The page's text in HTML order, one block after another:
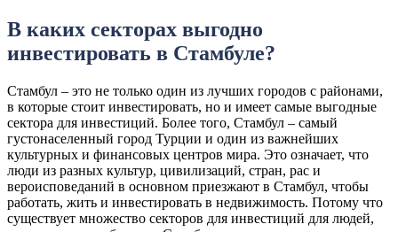
В каких секторах выгодно
инвестировать в Стамбуле?
Стамбул – это не только один из лучших городов с районами,
в которые стоит инвестировать, но и имеет самые выгодные
сектора для инвестиций. Более того, Стамбул – самый
густонаселенный город Турции и один из важнейших
культурных и финансовых центров мира. Это означает, что
люди из разных культур, цивилизаций, стран, рас и
вероисповеданий в основном приезжают в Стамбул, чтобы
работать, жить и инвестировать в недвижимость. Потому что
существует множество секторов для инвестиций для людей,